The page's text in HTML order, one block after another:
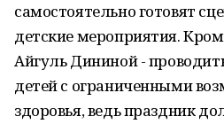
самостоятельно готовят
детские мероприятия.
Айгуль Дининой -
детей с ограниченными
здоровья, ведь праздник